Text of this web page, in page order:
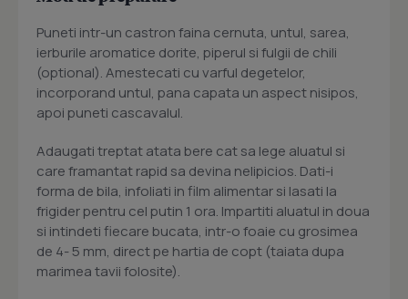
Puneti intr-un castron faina cernuta, untul, sarea,
ierburile aromatice dorite, piperul si fulgii de chili
(optional). Amestecati cu varful degetelor,
incorporand untul, pana capata un aspect nisipos,
apoi puneti cascavalul.
Adaugati treptat atata bere cat sa lege aluatul si
care framantat rapid sa devina nelipicios. Dati-i
forma de bila, infoliati in film alimentar si lasati la
frigider pentru cel putin 1 ora. Impartiti aluatul in doua
si intindeti fiecare bucata, intr-o foaie cu grosimea
de 4- 5 mm, direct pe hartia de copt (taiata dupa
marimea tavii folosite).